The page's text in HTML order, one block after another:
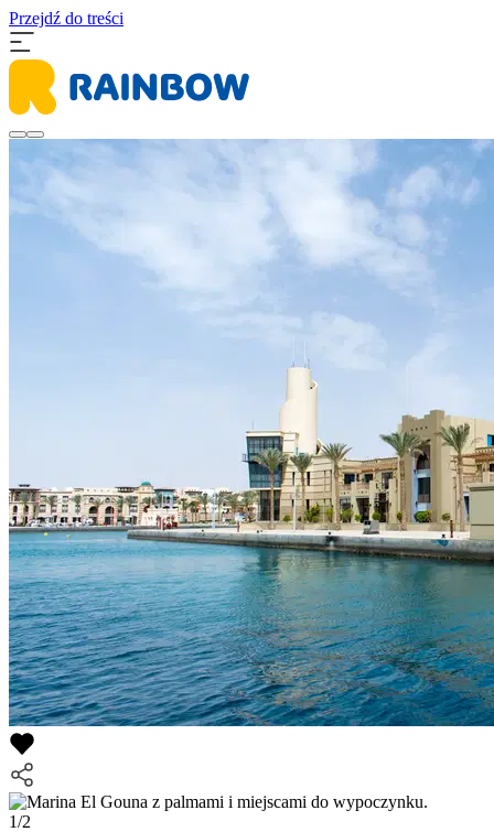
Przejdź do treści
1/2